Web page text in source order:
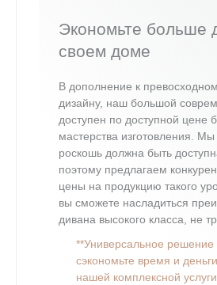
Экономьте больше
своем доме
В дополнение к
дизайну, наш большой
доступен по доступной цене
мастерства изготовления. Мы
роскошь должна быть
поэтому предлагаем
цены на продукцию такого
вы сможете насладиться
дивана высокого класса, не
**Универсальное решение
сэкономьте время и
нашей комплексной